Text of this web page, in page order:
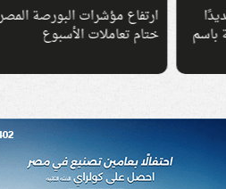
ارتفاع مؤشرات البورصة المصرية في
ختام تعاملات الأسبوع